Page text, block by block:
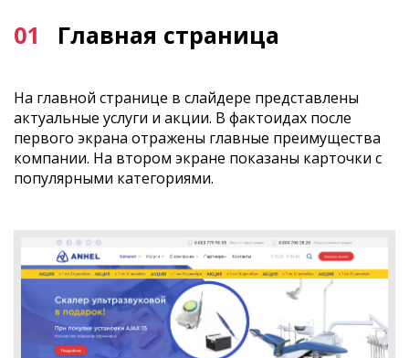
01 Главная страница
На главной странице в слайдере представлены
актуальные услуги и акции. В фактоидах после
первого экрана отражены главные преимущества
компании. На втором экране показаны карточки с
популярными категориями.